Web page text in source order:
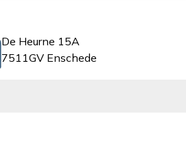
De Heurne 15A
7511GV Enschede